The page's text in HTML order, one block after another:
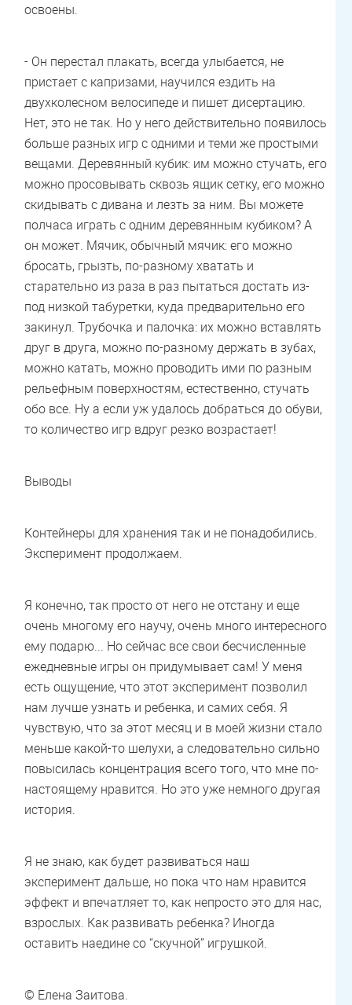
освоены.
- Он перестал плакать, всегда улыбается, не
пристает с капризами, научился ездить на
двухколесном велосипеде и пишет дисертацию.
Нет, это не так. Но у него действительно появилось
больше разных игр с одними и теми же простыми
вещами. Деревянный кубик: им можно стучать, его
можно просовывать сквозь ящик сетку, его можно
скидывать с дивана и лезть за ним. Вы можете
полчаса играть с одним деревянным кубиком? А
он может. Мячик, обычный мячик: его можно
бросать, грызть, по-разному хватать и
старательно из раза в раз пытаться достать из-
под низкой табуретки, куда предварительно его
закинул. Трубочка и палочка: их можно вставлять
друг в друга, можно по-разному держать в зубах,
можно катать, можно проводить ими по разным
рельефным поверхностям, естественно, стучать
обо все. Ну а если уж удалось добраться до обуви,
то количество игр вдруг резко возрастает!
Выводы
Контейнеры для хранения так и не понадобились.
Эксперимент продолжаем.
Я конечно, так просто от него не отстану и еще
очень многому его научу, очень много интересного
ему подарю... Но сейчас все свои бесчисленные
ежедневные игры он придумывает сам! У меня
есть ощущение, что этот эксперимент позволил
нам лучше узнать и ребенка, и самих себя. Я
чувствую, что за этот месяц и в моей жизни стало
меньше какой-то шелухи, а следовательно сильно
повысилась концентрация всего того, что мне по-
настоящему нравится. Но это уже немного другая
история.
Я не знаю, как будет развиваться наш
эксперимент дальше, но пока что нам нравится
эффект и впечатляет то, как непросто это для нас,
взрослых. Как развивать ребенка? Иногда
оставить наедине со “скучной” игрушкой.
© Елена Заитова.